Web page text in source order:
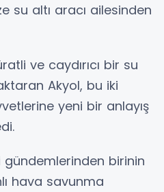
su altı aracı ailesinden
ve caydırıcı bir su
Akyol, bu iki
yeni bir anlayış
gündemlerinden birinin
hava savunma